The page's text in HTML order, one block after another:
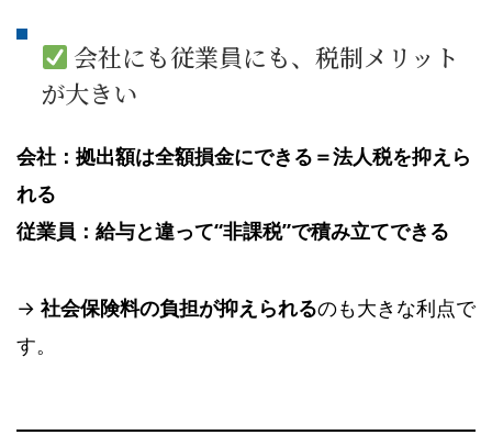
会社にも従業員にも、税制メリット
が大きい
会社：拠出額は全額損金にできる＝法人税を抑えら
れる
従業員：給与と違って“非課税”で積み立てできる
→ 社会保険料の負担が抑えられるのも大きな利点で
す。